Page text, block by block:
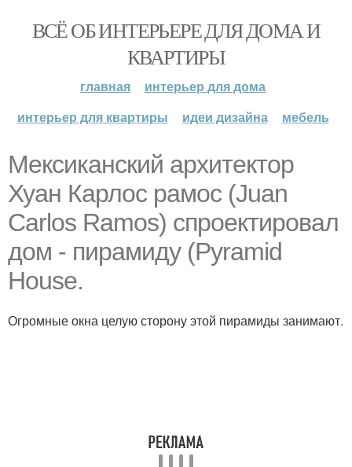
ВСЁ ОБ ИНТЕРЬЕРЕ ДЛЯ ДОМА И
КВАРТИРЫ
главная
интерьер для дома
интерьер для квартиры
идеи дизайна мебель
Мексиканский архитектор
Хуан Карлос рамос (Juan
Carlos Ramos) спроектировал
дом - пирамиду (Pyramid
House.
Огромные окна целую сторону этой пирамиды занимают.